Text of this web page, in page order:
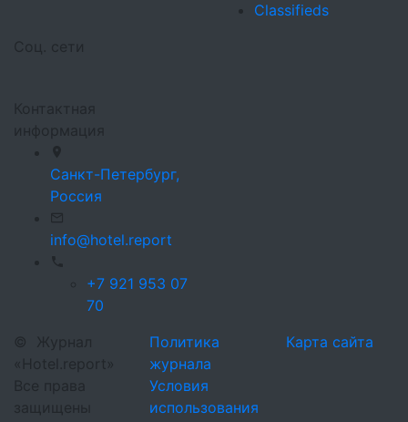
Classifieds
Соц. сети
Контактная
информация
Санкт-Петербург,
Россия
info@hotel.report
+7 921 953 07
70
©
Журнал
«Hotel.report»
Все права
защищены
Политика
журнала
Условия
использования
Карта сайта